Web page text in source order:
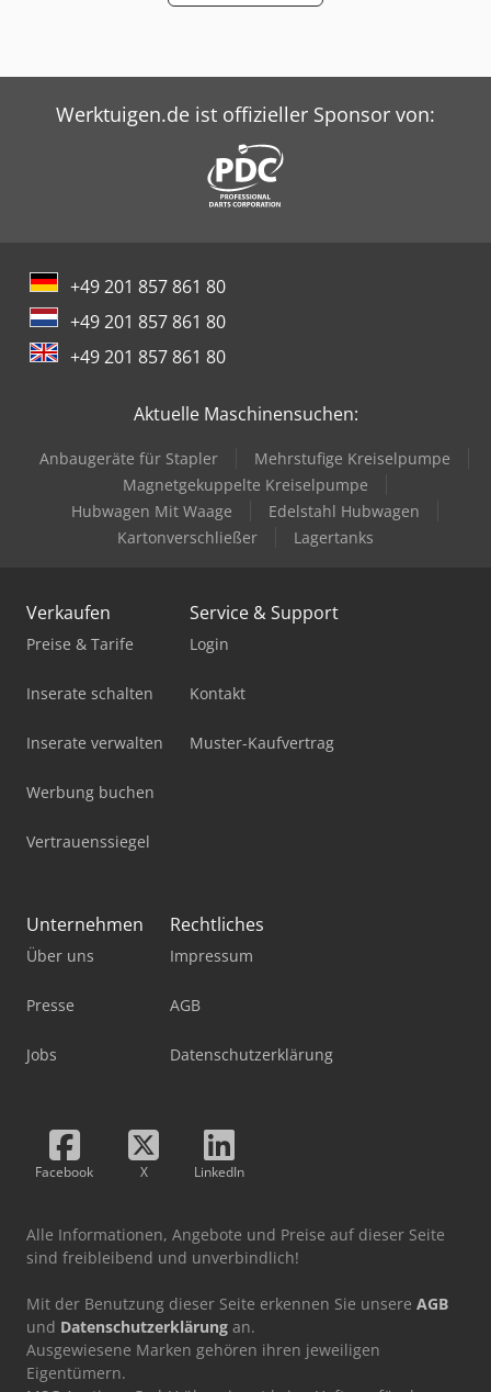
Werktuigen.de ist offizieller Sponsor von:
+49 201 857 861 80
+49 201 857 861 80
+49 201 857 861 80
Aktuelle Maschinensuchen:
Anbaugeräte für Stapler
Mehrstufige Kreiselpumpe
Magnetgekuppelte Kreiselpumpe
Hubwagen Mit Waage
Edelstahl Hubwagen
Kartonverschließer
Lagertanks
Verkaufen
Preise & Tarife
Inserate schalten
Inserate verwalten
Werbung buchen
Vertrauenssiegel
Service & Support
Login
Kontakt
Muster-Kaufvertrag
Unternehmen
Über uns
Presse
Jobs
Rechtliches
Impressum
AGB
Datenschutzerklärung
Facebook X LinkedIn
Alle Informationen, Angebote und Preise auf dieser Seite
sind freibleibend und unverbindlich!
Mit der Benutzung dieser Seite erkennen Sie unsere AGB
und Datenschutzerklärung an.
Ausgewiesene Marken gehören ihren jeweiligen
Eigentümern.